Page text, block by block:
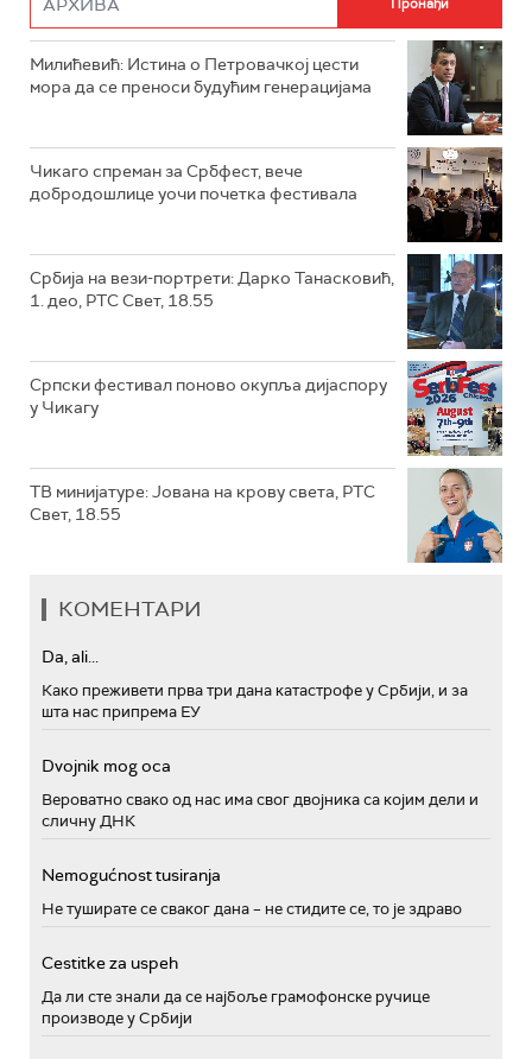
Милићевић: Истина о Петровачкој цести
мора да се преноси будућим генерацијама
Чикаго спреман за Србфест, вече
добродошлице уочи почетка фестивала
Србија на вези-портрети: Дарко Танасковић,
1. део, РТС Свет, 18.55
Српски фестивал поново окупља дијаспору
у Чикагу
ТВ минијатуре: Јована на крову света, РТС
Свет, 18.55
КОМЕНТАРИ
Da, ali...
Како преживети прва три дана катастрофе у Србији, и за
шта нас припрема ЕУ
Dvojnik mog oca
Вероватно свако од нас има свог двојника са којим дели и
сличну ДНК
Nemogućnost tusiranja
Не туширате се сваког дана – не стидите се, то је здраво
Cestitke za uspeh
Да ли сте знали да се најбоље грамофонске ручице
производе у Србији